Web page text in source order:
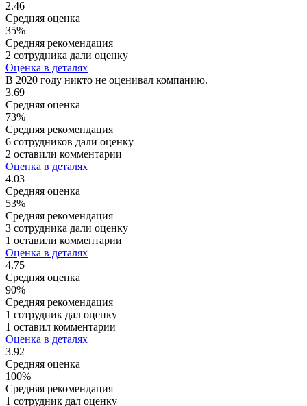
2.46
Средняя оценка
35%
Средняя рекомендация
2 сотрудника дали оценку
Оценка в деталях
В 2020 году никто не оценивал компанию.
3.69
Средняя оценка
73%
Средняя рекомендация
6 сотрудников дали оценку
2 оставили комментарии
Оценка в деталях
4.03
Средняя оценка
53%
Средняя рекомендация
3 сотрудника дали оценку
1 оставили комментарии
Оценка в деталях
4.75
Средняя оценка
90%
Средняя рекомендация
1 сотрудник дал оценку
1 оставил комментарии
Оценка в деталях
3.92
Средняя оценка
100%
Средняя рекомендация
1 сотрудник дал оценку